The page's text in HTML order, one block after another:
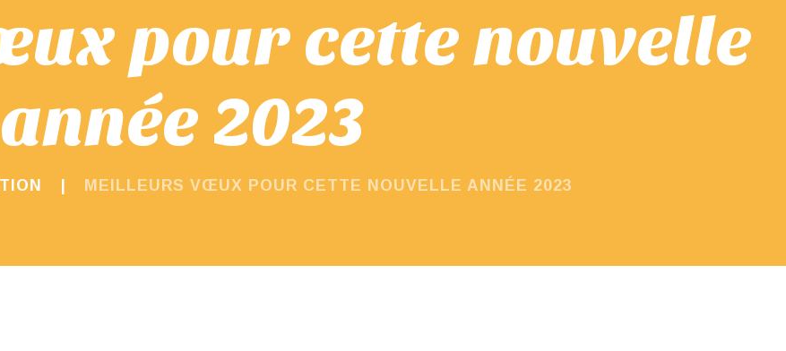
pour cette nouvelle
année 2023
MEILLEURS VŒUX POUR CETTE NOUVELLE ANNÉE 2023